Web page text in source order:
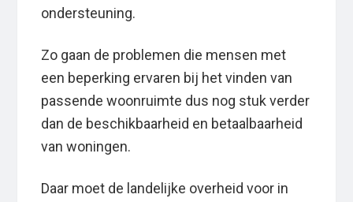
ondersteuning.
Zo gaan de problemen die mensen met
een beperking ervaren bij het vinden van
passende woonruimte dus nog stuk verder
dan de beschikbaarheid en betaalbaarheid
van woningen.
Daar moet de landelijke overheid voor in